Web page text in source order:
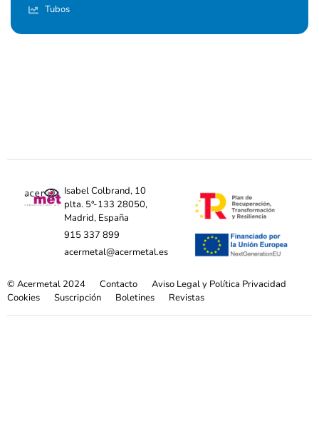
Tubos
Isabel Colbrand, 10
plta. 5ª-133 28050,
Madrid, España
915 337 899
acermetal@acermetal.es
© Acermetal 2024 Contacto
Aviso Legal y Política Privacidad
Cookies
Suscripción Boletines Revistas